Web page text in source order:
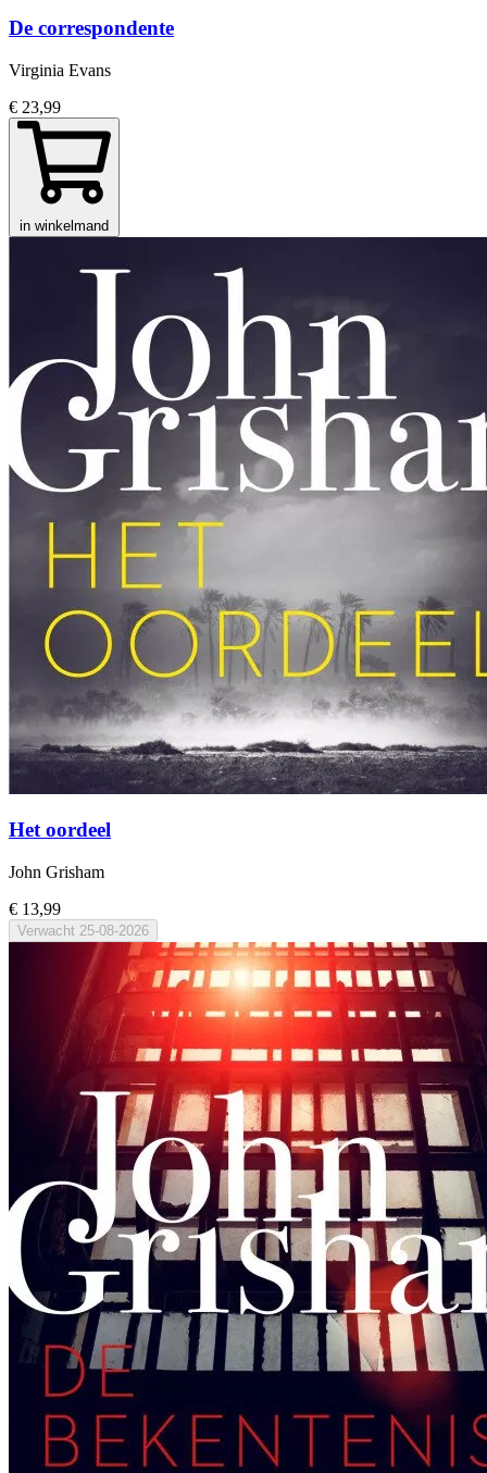
De correspondente
Virginia Evans
€ 23,99
in winkelmand
Het oordeel
John Grisham
€ 13,99
Verwacht 25-08-2026